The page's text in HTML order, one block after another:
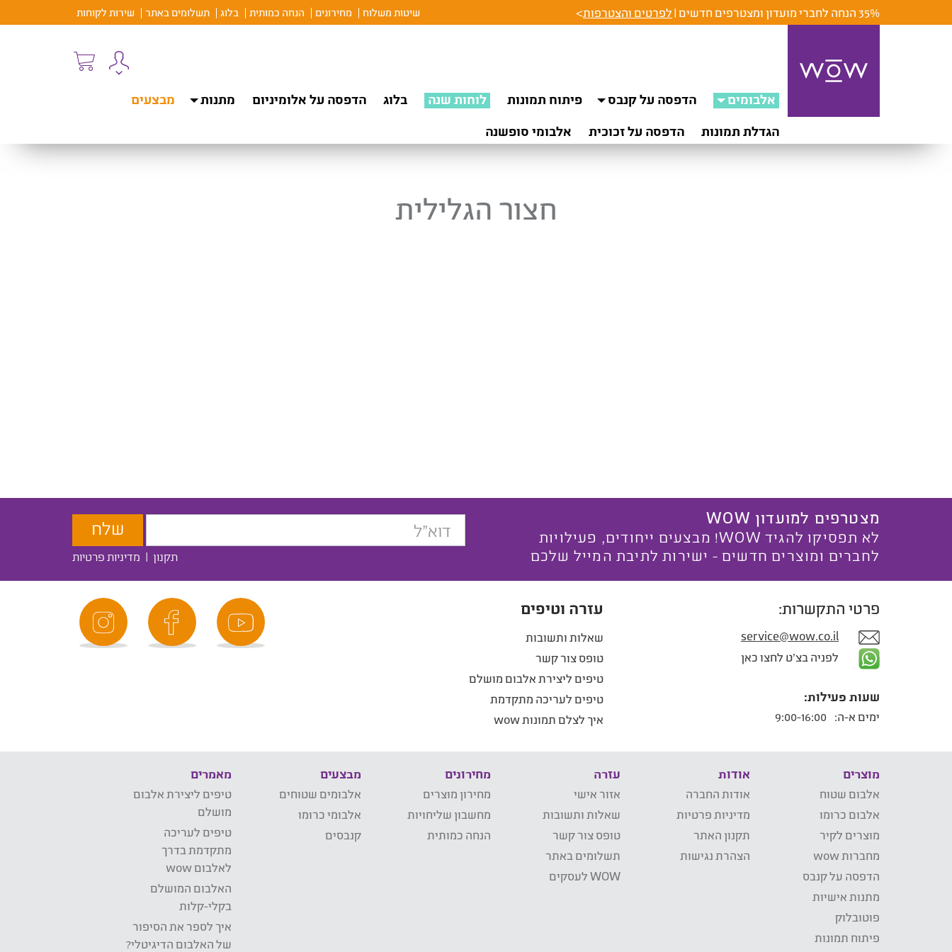
35% הנחה לחברי מועדון ומצטרפים חדשים | לפרטים והצטרפות> שיטות משלוח מחירונים הנחה כמותית בלוג תשלומים באתר שירות לקוחות
אלבומים הדפסה על קנבס פיתוח תמונות לוחות שנה בלוג הדפסה על אלומיניום מתנות
מבצעים
הגדלת תמונות
הדפסה על זכוכית אלבומי סופשנה
חצור הגלילית
מצטרפים למועדון WOW
לא תפסיקו להגיד WOW! מבצעים ייחודים, פעילויות
לחברים ומוצרים חדשים - ישירות לתיבת המייל שלכם
תקנון | מדיניות פרטיות
פרטי התקשרות:
service@wow.co.il
לפניה בצ'ט לחצו כאן
שעות פעילות:
ימים א-ה:
עזרה וטיפים
שאלות ותשובות
טופס צור קשר
טיפים ליצירת אלבום מושלם
טיפים לעריכה מתקדמת
איך לצלם תמונות wow
מוצרים
אלבום שטוח
אלבום כרומו
מוצרים לקיר
מחברות wow
הדפסה על קנבס
מתנות אישיות
פוטובלוק
פיתוח תמונות
אודות
אודות החברה
מדיניות פרטיות
תקנון האתר
הצהרת נגישות
עזרה
אזור אישי
שאלות ותשובות
טופס צור קשר
תשלומים באתר
WOW לעסקים
מחירונים
מחירון מוצרים
מחשבון שליחויות
הנחה כמותית
מבצעים
אלבומים שטוחים
אלבומי כרומו
קנבסים
מאמרים
טיפים ליצירת אלבום
מושלם
טיפים לעריכה
מתקדמת בדרך
לאלבום wow
האלבום המושלם
בקלי-קלות
איך לספר את הסיפור
של האלבום הדיגיטלי?